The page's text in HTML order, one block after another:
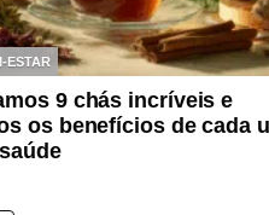
ESTAR
9 chás incríveis e
os benefícios de cada